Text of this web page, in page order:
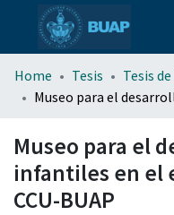
Home Tesis
Tesis
Museo para el
infantiles en el
CCU-BUAP